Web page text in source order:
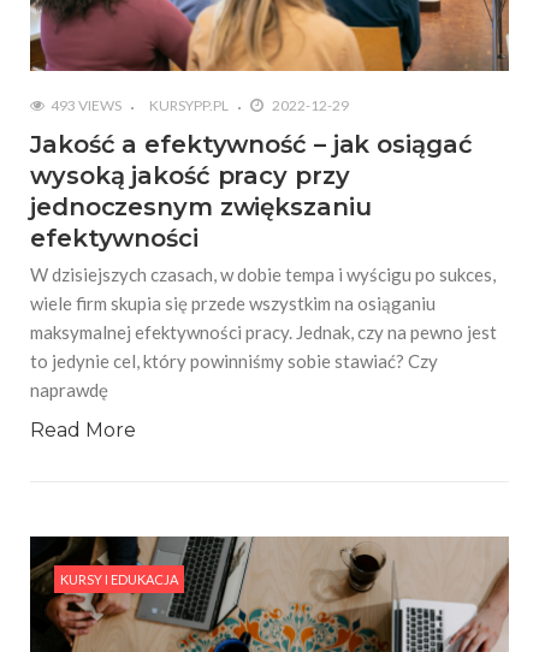
493 VIEWS KURSYPP.PL 2022-12-29
Jakość a efektywność – jak osiągać
wysoką jakość pracy przy
jednoczesnym zwiększaniu
efektywności
W dzisiejszych czasach, w dobie tempa i wyścigu po sukces,
wiele firm skupia się przede wszystkim na osiąganiu
maksymalnej efektywności pracy. Jednak, czy na pewno jest
to jedynie cel, który powinniśmy sobie stawiać? Czy
naprawdę
Read More
KURSY I EDUKACJA